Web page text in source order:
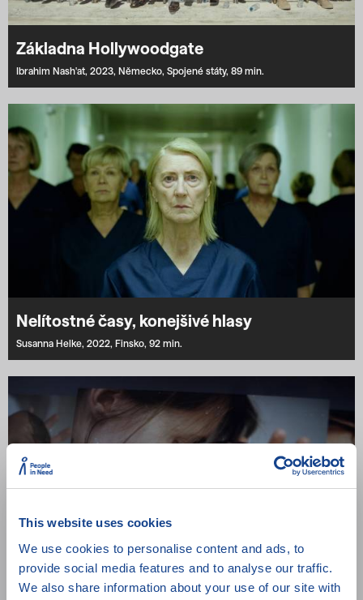
This website uses cookies
We use cookies to personalise content and ads, to
provide social media features and to analyse our traffic.
We also share information about your use of our site with
Základna Hollywoodgate
Ibrahim Nash'at, 2023, Německo, Spojené státy, 89 min.
Nelítostné časy, konejšivé hlasy
Susanna Helke, 2022, Finsko, 92 min.
Šedá zóna